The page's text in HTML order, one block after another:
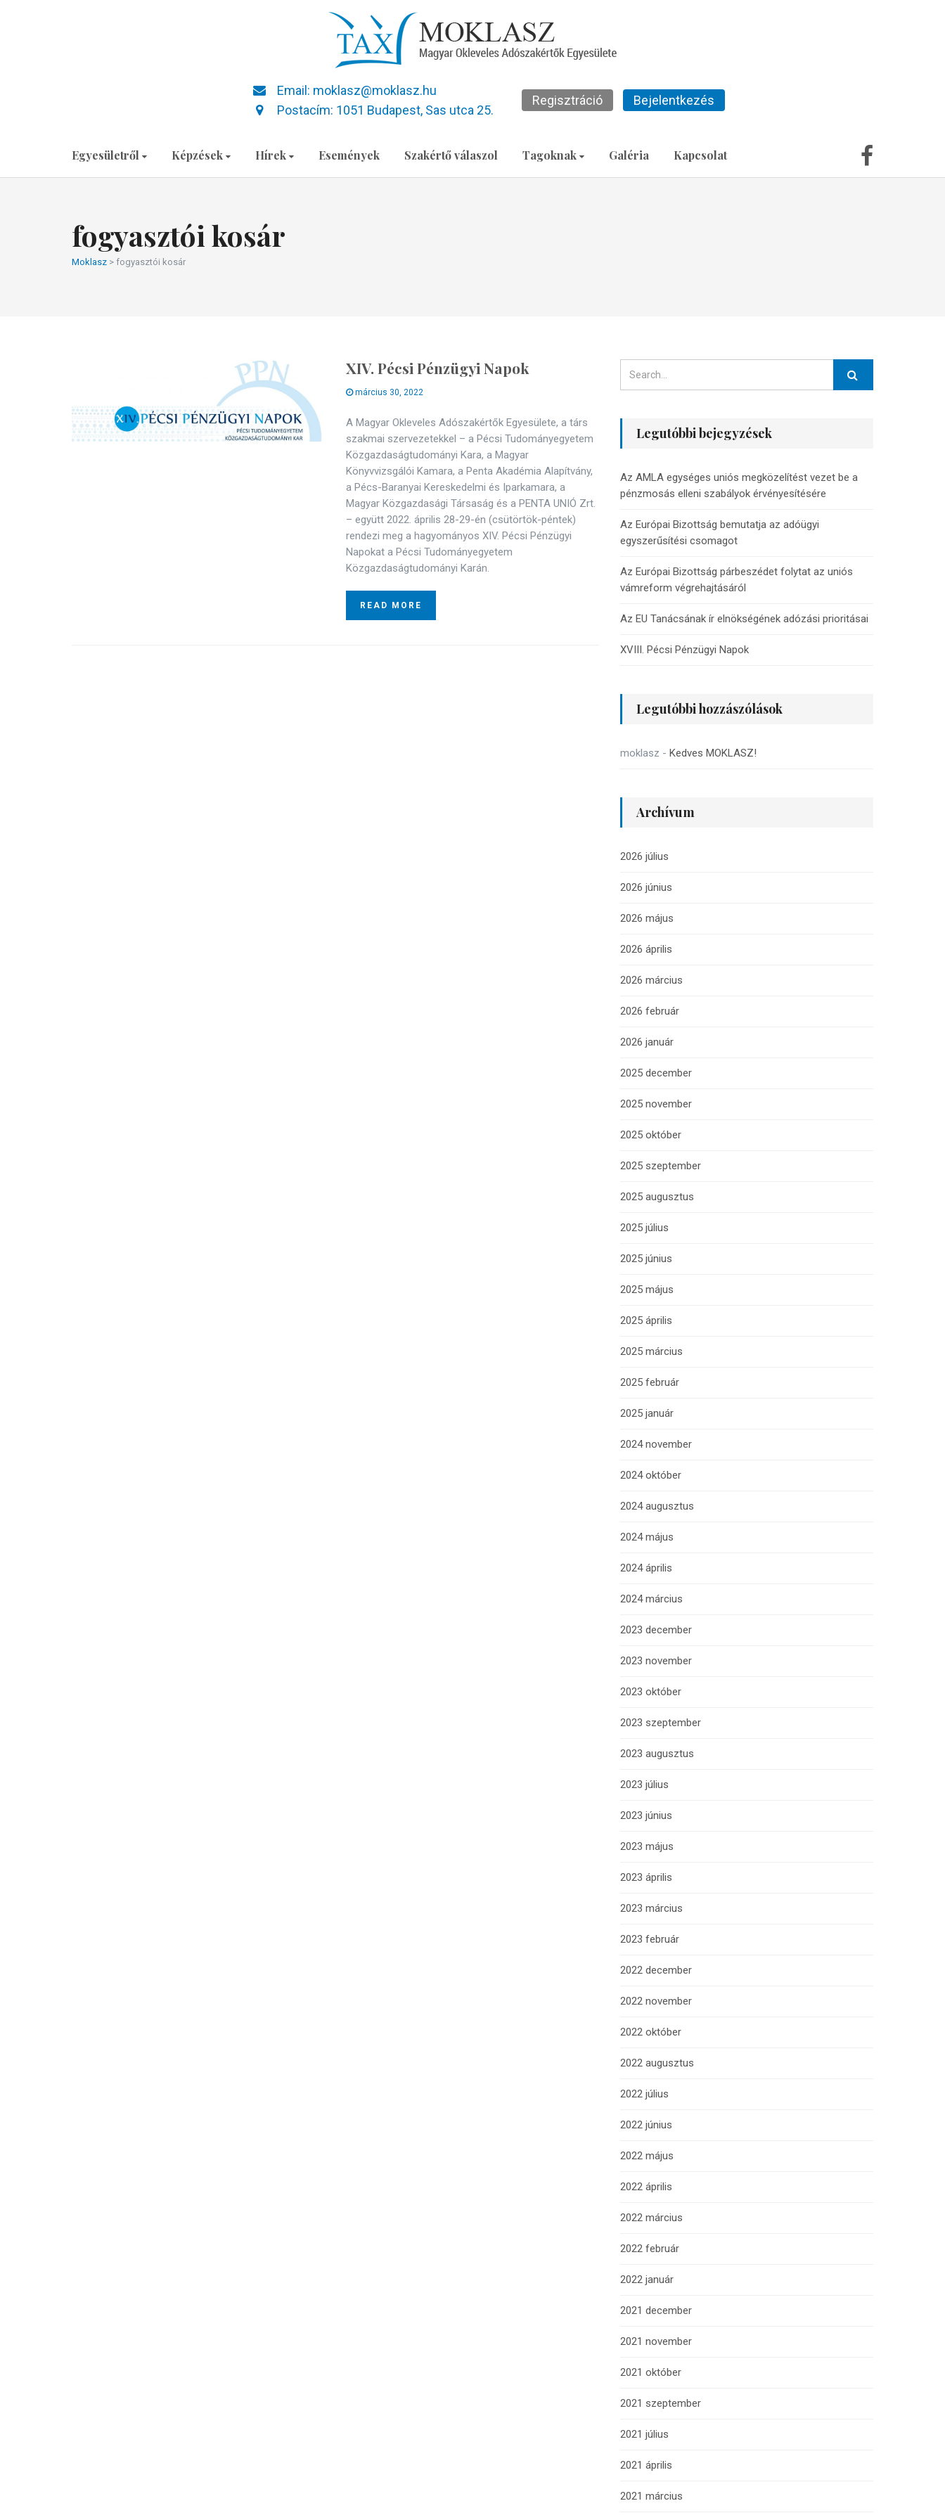
Email: moklasz@moklasz.hu
Postacím: 1051 Budapest, Sas utca 25.
Regisztráció Bejelentkezés
Egyesületről Képzések Hírek Események Szakértő válaszol Tagoknak Galéria Kapcsolat
fogyasztói kosár
Moklasz > fogyasztói kosár
XIV. Pécsi Pénzügyi Napok
március 30, 2022
A Magyar Okleveles Adószakértők Egyesülete, a társ
szakmai szervezetekkel – a Pécsi Tudományegyetem
Közgazdaságtudományi Kara, a Magyar
Könyvvizsgálói Kamara, a Penta Akadémia Alapítvány,
a Pécs-Baranyai Kereskedelmi és Iparkamara, a
Magyar Közgazdasági Társaság és a PENTA UNIÓ Zrt.
– együtt 2022. április 28-29-én (csütörtök-péntek)
rendezi meg a hagyományos XIV. Pécsi Pénzügyi
Napokat a Pécsi Tudományegyetem
Közgazdaságtudományi Karán.
READ MORE
Legutóbbi bejegyzések
Az AMLA egységes uniós megközelítést vezet be a
pénzmosás elleni szabályok érvényesítésére
Az Európai Bizottság bemutatja az adóügyi
egyszerűsítési csomagot
Az Európai Bizottság párbeszédet folytat az uniós
vámreform végrehajtásáról
Az EU Tanácsának ír elnökségének adózási prioritásai
XVIII. Pécsi Pénzügyi Napok
Legutóbbi hozzászólások
moklasz - Kedves MOKLASZ!
Archívum
2026 július
2026 június
2026 május
2026 április
2026 március
2026 február
2026 január
2025 december
2025 november
2025 október
2025 szeptember
2025 augusztus
2025 július
2025 június
2025 május
2025 április
2025 március
2025 február
2025 január
2024 november
2024 október
2024 augusztus
2024 május
2024 április
2024 március
2023 december
2023 november
2023 október
2023 szeptember
2023 augusztus
2023 július
2023 június
2023 május
2023 április
2023 március
2023 február
2022 december
2022 november
2022 október
2022 augusztus
2022 július
2022 június
2022 május
2022 április
2022 március
2022 február
2022 január
2021 december
2021 november
2021 október
2021 szeptember
2021 július
2021 április
2021 március